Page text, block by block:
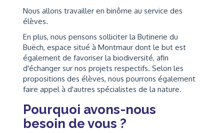
Nous allons travailler en binôme au service des
élèves.
En plus, nous pensons solliciter la Butinerie du
Buëch, espace situé à Montmaur dont le but est
également de favoriser la biodiversité, afin
d'échanger sur nos projets respectifs. Selon les
propositions des élèves, nous pourrons également
faire appel à d'autres spécialistes de la nature.
Pourquoi avons-nous
besoin de vous ?